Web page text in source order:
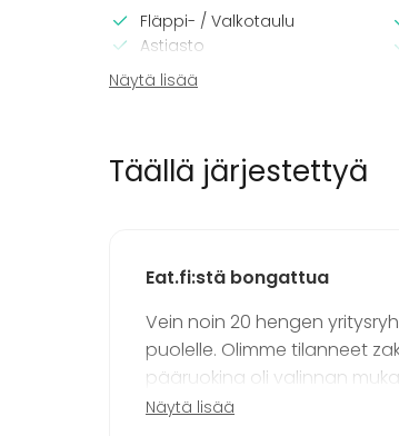
Fläppi- / Valkotaulu
Astiasto
Lisätietoa aktiviteeteista
Ryhmille voidaan järjestää
Näytä lisää
Täällä järjestettyä
Eat.fi:stä bongattua
Vein noin 20 hengen
puolelle. Olimme tilanneet
pääruokina oli valinnan
ryhmältä kiitoksia -
Näytä lisää